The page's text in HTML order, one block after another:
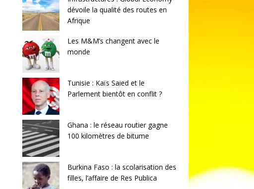
dévoile la qualité des routes en
Afrique
Les M&M’s changent avec le
monde
Tunisie : Kaïs Saied et le
Parlement bientôt en conflit ?
Ghana : le réseau routier gagne
100 kilomètres de bitume
Burkina Faso : la scolarisation des
filles, l’affaire de Res Publica